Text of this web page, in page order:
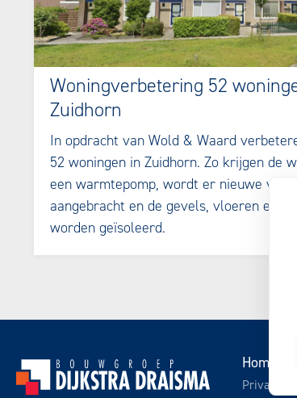
Woningverbetering 52
Zuidhorn
In opdracht van Wold & Waard
52 woningen in Zuidhorn. Zo krijgen de
een warmtepomp, wordt er nieuwe
aangebracht en de gevels, vloeren en
worden geïsoleerd.
Home
Privacy